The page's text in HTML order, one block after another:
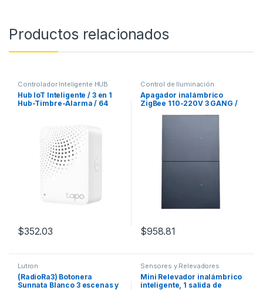
Productos relacionados
Controlador Inteligente HUB
Hub IoT Inteligente / 3 en 1
Hub-Timbre-Alarma / 64
Material V-0 UL94
$352.03
Control de Iluminación
Apagador inalámbrico
ZigBee 110-220V 3 GANG /
$958.81
Lutron
(RadioRa3) Botonera
Sunnata Blanco 3 escenas y
Sensores y Relevadores
Mini Relevador inalámbrico
inteligente, 1 salida de